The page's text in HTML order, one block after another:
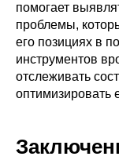
помогает
проблемы,
его позициях в
инструментов
отслеживать
оптимизировать